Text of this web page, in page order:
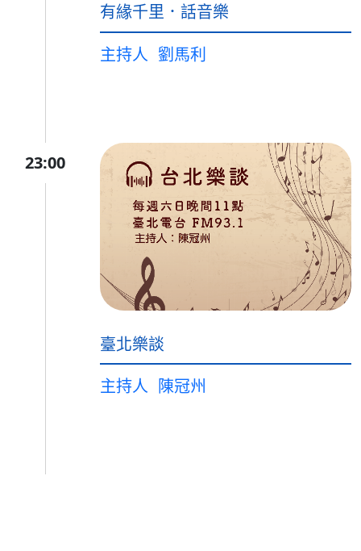
有緣千里．話音樂
主持人 劉馬利
23:00
臺北樂談
主持人 陳冠州